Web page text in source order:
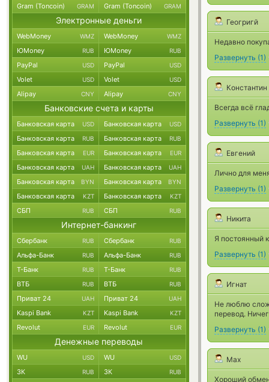
Геогригй
Недавно
Развернуть (1)
Константин
Всегда всё
Развернуть (1)
Евгений
Лично для
Развернуть (1)
Никита
Я постоянный
Развернуть (1)
Игнат
Не люблю
перевод.
Развернуть (1)
Max
Хороший
Gram (Toncoin) GRAM Gram (Toncoin) GRAM
Электронные деньги
WebMoney WMZ WebMoney WMZ
ЮMoney RUB ЮMoney RUB
PayPal USD PayPal USD
Volet USD Volet USD
Alipay CNY Alipay CNY
Банковские счета и карты
Банковская карта USD Банковская карта USD
Банковская карта RUB Банковская карта RUB
Банковская карта EUR Банковская карта EUR
Банковская карта UAH Банковская карта UAH
Банковская карта BYN Банковская карта BYN
Банковская карта KZT Банковская карта KZT
СБП RUB СБП RUB
Интернет-банкинг
Сбербанк RUB Сбербанк RUB
Альфа-Банк RUB Альфа-Банк RUB
Т-Банк RUB Т-Банк RUB
ВТБ RUB ВТБ RUB
Приват 24 UAH Приват 24 UAH
Kaspi Bank KZT Kaspi Bank KZT
Revolut EUR Revolut EUR
Денежные переводы
WU USD WU USD
ЗК RUB ЗК RUB